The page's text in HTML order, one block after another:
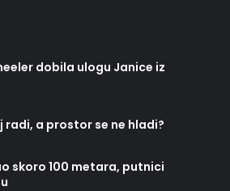
dobila ulogu Janice iz
radi, a prostor se ne hladi?
skoro 100 metara, putnici